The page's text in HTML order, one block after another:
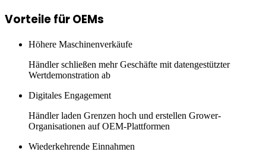
Vorteile für OEMs
Höhere Maschinenverkäufe
Händler schließen mehr Geschäfte mit datengestützter
Wertdemonstration ab
Digitales Engagement
Händler laden Grenzen hoch und erstellen Grower-
Organisationen auf OEM-Plattformen
Wiederkehrende Einnahmen